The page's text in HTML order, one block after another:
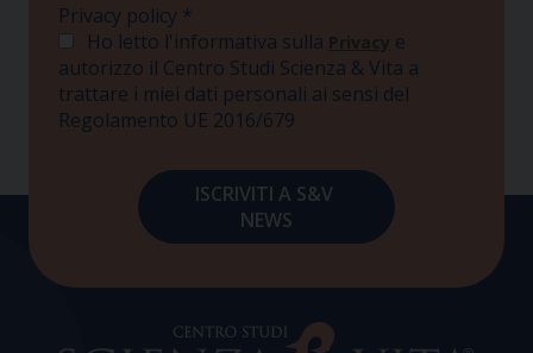
Privacy policy *
Ho letto l'informativa sulla Privacy e
autorizzo il Centro Studi Scienza & Vita a
trattare i miei dati personali ai sensi del
Regolamento UE 2016/679